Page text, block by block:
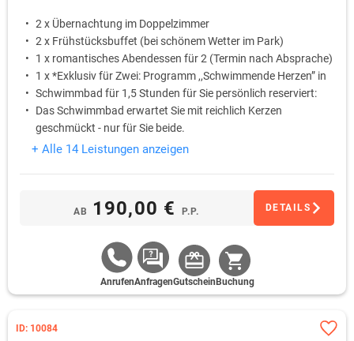
2 x Übernachtung im Doppelzimmer
2 x Frühstücksbuffet (bei schönem Wetter im Park)
1 x romantisches Abendessen für 2 (Termin nach Absprache)
1 x *Exklusiv für Zwei: Programm ,,Schwimmende Herzen” in
Schwimmbad für 1,5 Stunden für Sie persönlich reserviert:
Das Schwimmbad erwartet Sie mit reichlich Kerzen
geschmückt - nur für Sie beide.
+ Alle 14 Leistungen anzeigen
AB 190,00 € P.P. DETAILS
AnrufenAnfragenGutschein Buchung
ID: 10084